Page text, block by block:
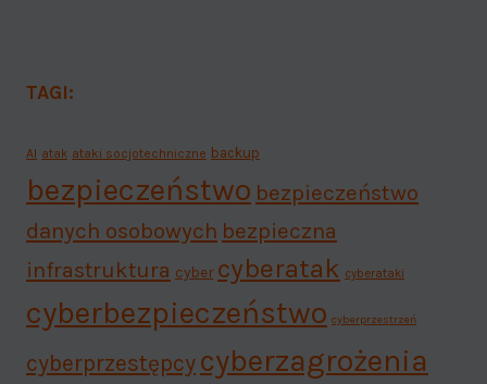
TAGI:
AI atak ataki socjotechniczne backup
bezpieczeństwo bezpieczeństwo
danych osobowych bezpieczna
infrastruktura cyber cyberatak cyberataki
cyberbezpieczeństwo cyberprzestrzeń
cyberprzestępcy cyberzagrożenia